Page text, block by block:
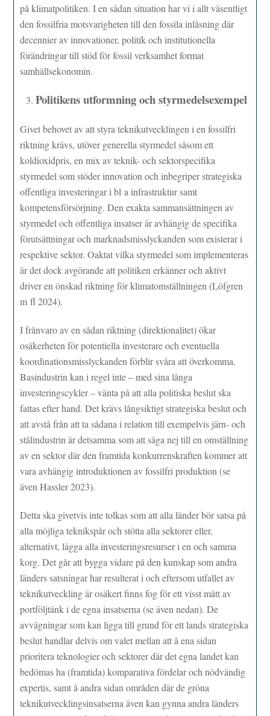
på klimatpolitiken. I en sådan situation har vi i allt väsentligt
den fossilfria motsvarigheten till den fossila inlåsning där
decennier av innovationer, politik och institutionella
förändringar till stöd för fossil verksamhet format
samhällsekonomin.
Politikens utformning och styrmedelsexempel
Givet behovet av att styra teknikutvecklingen i en fossilfri
riktning krävs, utöver generella styrmedel såsom ett
koldioxidpris, en mix av teknik- och sektorspecifika
styrmedel som stöder innovation och inbegriper strategiska
offentliga investeringar i bl a infrastruktur samt
kompetensförsörjning. Den exakta sammansättningen av
styrmedel och offentliga insatser är avhängig de specifika
förutsättningar och marknadsmisslyckanden som existerar i
respektive sektor. Oaktat vilka styrmedel som implementeras
är det dock avgörande att politiken erkänner och aktivt
driver en önskad riktning för klimatomställningen (Löfgren
m fl 2024).
I frånvaro av en sådan riktning (direktionalitet) ökar
osäkerheten för potentiella investerare och eventuella
koordinationsmisslyckanden förblir svåra att överkomma.
Basindustrin kan i regel inte – med sina långa
investeringscykler – vänta på att alla politiska beslut ska
fattas efter hand. Det krävs långsiktigt strategiska beslut och
att avstå från att ta sådana i relation till exempelvis järn- och
stålindustrin är detsamma som att säga nej till en omställning
av en sektor där den framtida konkurrenskraften kommer att
vara avhängig introduktionen av fossilfri produktion (se
även Hassler 2023).
Detta ska givetvis inte tolkas som att alla länder bör satsa på
alla möjliga teknikspår och stötta alla sektorer eller,
alternativt, lägga alla investeringsresurser i en och samma
korg. Det går att bygga vidare på den kunskap som andra
länders satsningar har resulterat i och eftersom utfallet av
teknikutveckling är osäkert finns fog för ett visst mått av
portföljtänk i de egna insatserna (se även nedan). De
avvägningar som kan ligga till grund för ett lands strategiska
beslut handlar delvis om valet mellan att å ena sidan
prioritera teknologier och sektorer där det egna landet kan
bedömas ha (framtida) komparativa fördelar och nödvändig
expertis, samt å andra sidan områden där de gröna
teknikutvecklingsinsatserna även kan gynna andra länders